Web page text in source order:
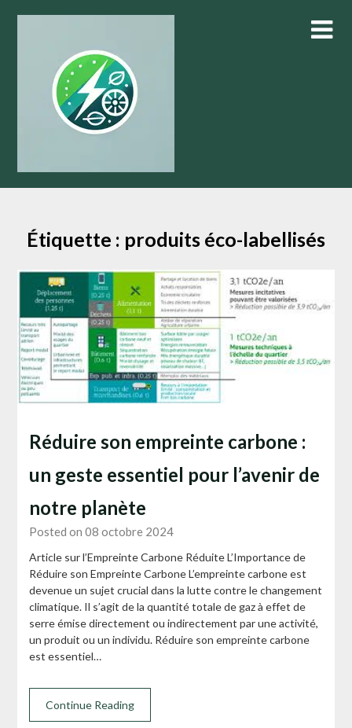
Étiquette : produits éco-labellisés
Réduire son empreinte carbone :
un geste essentiel pour l’avenir de
notre planète
Posted on 08 octobre 2024
Article sur l’Empreinte Carbone Réduite L’Importance de
Réduire son Empreinte Carbone L’empreinte carbone est
devenue un sujet crucial dans la lutte contre le changement
climatique. Il s’agit de la quantité totale de gaz à effet de
serre émise directement ou indirectement par une activité,
un produit ou un individu. Réduire son empreinte carbone
est essentiel…
Continue Reading